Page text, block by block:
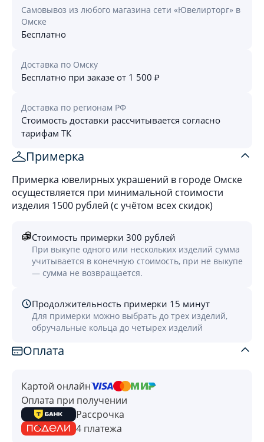
Самовывоз из любого магазина сети «Ювелирторг» в
Омске
Бесплатно
Доставка по Омску
Бесплатно при заказе от 1 500 ₽
Доставка по регионам РФ
Стоимость доставки рассчитывается согласно
тарифам ТК
Примерка
Примерка ювелирных украшений в городе Омске
осуществляется при минимальной стоимости
изделия 1500 рублей (с учётом всех скидок)
Стоимость примерки 300 рублей
При выкупе одного или нескольких изделий сумма
учитывается в конечную стоимость, при не выкупе
— сумма не возвращается.
Продолжительность примерки 15 минут
Для примерки можно выбрать до трех изделий,
обручальные кольца до четырех изделий
Оплата
Картой онлайн
Оплата при получении
Рассрочка
4 платежа